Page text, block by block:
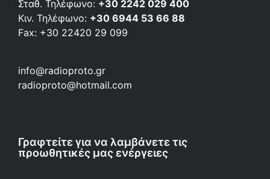
Σταθ. Τηλέφωνο: +30 2242 029 400
Κιν. Τηλέφωνο: +30 6944 53 66 88
Fax: +30 22420 29 099
info@radioproto.gr
radioproto@hotmail.com
Γραφτείτε για να λαμβάνετε τις
προωθητικές μας ενέργειες